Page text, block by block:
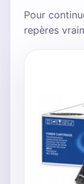
Pour
repères